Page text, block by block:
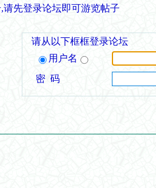
请先登录论坛即可游览帖子
请从以下框框登录论坛
用户名
密 码